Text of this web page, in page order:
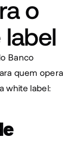
o
Banco
quem opera
white label: